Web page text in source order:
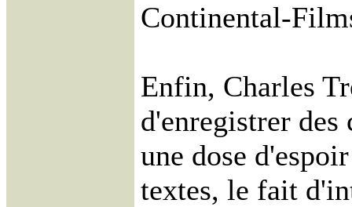
Continental-
Enfin, Charles
d'enregistrer des
une dose
textes, le fait